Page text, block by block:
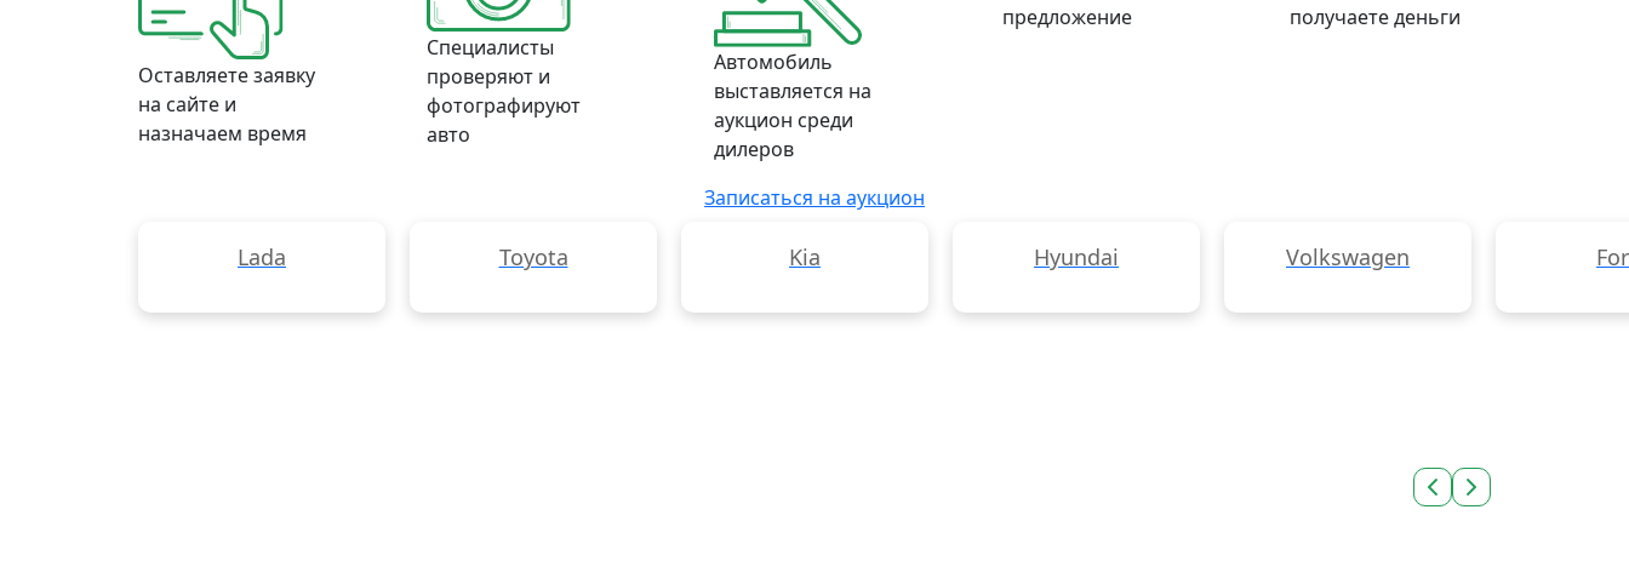
Оставляете заявку
на сайте и
назначаем время
Специалисты
проверяют и
фотографируют
авто
Автомобиль
выставляется на
аукцион среди
дилеров
предложение
получаете деньги
Записаться на аукцион
Lada Toyota Kia Hyundai Volkswagen